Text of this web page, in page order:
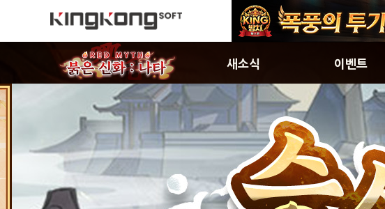
새소식
공지사항
이벤트
진행중인 이벤트